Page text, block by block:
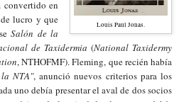
Louis Paul Jonas.
convertido en
lucro y que
Salón de la
de Taxidermia (National Taxidermy
, NTHOFMF). Fleming, que recién había
NTA", anunció nuevos criterios para los
uno debía presentar el aval de dos socios